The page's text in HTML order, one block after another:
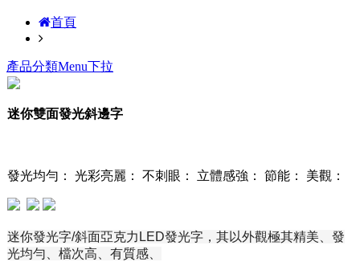
首頁
產品分類Menu下拉
迷你雙面發光斜邊字
發光均勻： 光彩亮麗： 不刺眼： 立體感強： 節能： 美觀：
迷你發光字/斜面亞克力LED發光字，其以外觀極其精美、發
光均勻、檔次高、 有質感、